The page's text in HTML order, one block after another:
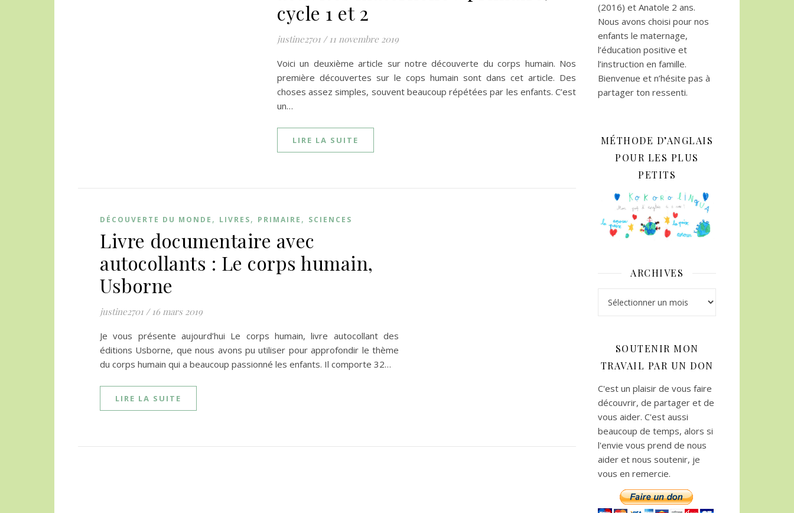
cycle 1 et 2
justine2701 / 11 novembre 2019
Voici un deuxième article sur notre découverte du corps humain. Nos
première découvertes sur le cops humain sont dans cet article. Des
choses assez simples, souvent beaucoup répétées par les enfants. C’est
un…
LIRE LA SUITE
DÉCOUVERTE DU MONDE , LIVRES, PRIMAIRE , SCIENCES
Livre documentaire avec
autocollants : Le corps humain,
Usborne
justine2701 / 16 mars 2019
Je vous présente aujourd’hui Le corps humain, livre autocollant des
éditions Usborne, que nous avons pu utiliser pour approfondir le thème
du corps humain qui a beaucoup passionné les enfants. Il comporte 32…
LIRE LA SUITE
(2016) et Anatole 2 ans.
Nous avons choisi pour nos
enfants le maternage,
l’éducation positive et
l’instruction en famille.
Bienvenue et n’hésite pas à
partager ton ressenti.
MÉTHODE D’ANGLAIS
POUR LES PLUS
PETITS
ARCHIVES
SOUTENIR MON
TRAVAIL PAR UN DON
C'est un plaisir de vous faire
découvrir, de partager et de
vous aider. C'est aussi
beaucoup de temps, alors si
l'envie vous prend de nous
aider et nous soutenir, je
vous en remercie.